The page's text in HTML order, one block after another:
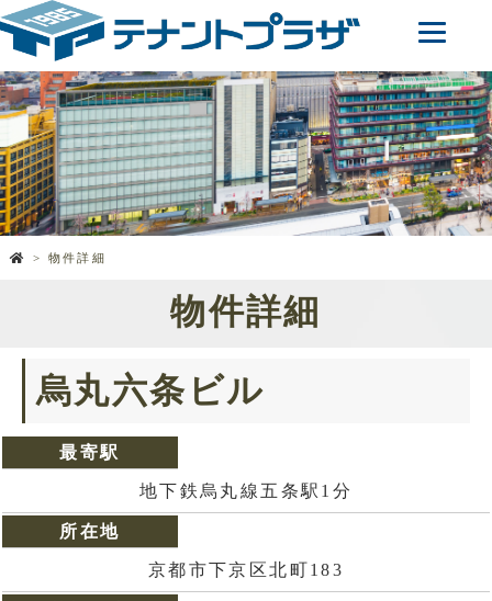
物件詳細
物件詳細
烏丸六条ビル
最寄駅
地下鉄烏丸線五条駅1分
所在地
京都市下京区北町183